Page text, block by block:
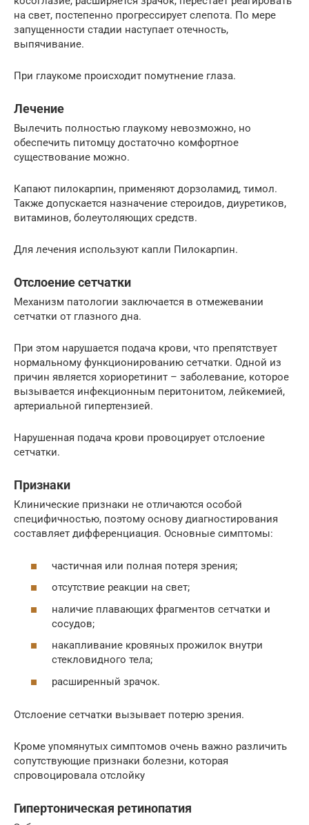
на свет, постепенно прогрессирует слепота. По мере
запущенности стадии наступает отечность,
выпячивание.
При глаукоме происходит помутнение глаза.
Лечение
Вылечить полностью глаукому невозможно, но
обеспечить питомцу достаточно комфортное
существование можно.
Капают пилокарпин, применяют дорзоламид, тимол.
Также допускается назначение стероидов, диуретиков,
витаминов, болеутоляющих средств.
Для лечения используют капли Пилокарпин.
Отслоение сетчатки
Механизм патологии заключается в отмежевании
сетчатки от глазного дна.
При этом нарушается подача крови, что препятствует
нормальному функционированию сетчатки. Одной из
причин является хориоретинит – заболевание, которое
вызывается инфекционным перитонитом, лейкемией,
артериальной гипертензией.
Нарушенная подача крови провоцирует отслоение
сетчатки.
Признаки
Клинические признаки не отличаются особой
специфичностью, поэтому основу диагностирования
составляет дифференциация. Основные симптомы:
частичная или полная потеря зрения;
отсутствие реакции на свет;
наличие плавающих фрагментов сетчатки и
сосудов;
накапливание кровяных прожилок внутри
стекловидного тела;
расширенный зрачок.
Отслоение сетчатки вызывает потерю зрения.
Кроме упомянутых симптомов очень важно различить
сопутствующие признаки болезни, которая
спровоцировала отслойку
Гипертоническая ретинопатия